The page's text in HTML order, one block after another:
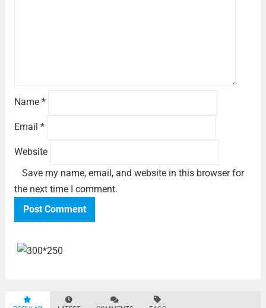
Name *
Email *
Website
Save my name, email, and website in this browser for
the next time I comment.